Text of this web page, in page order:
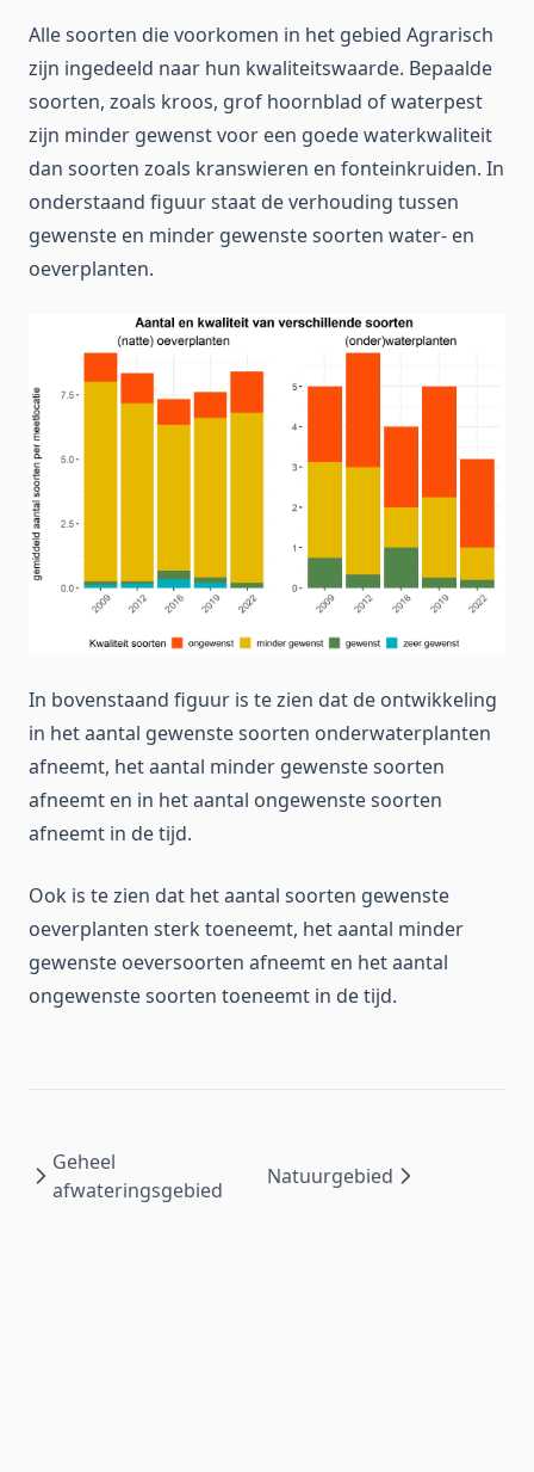
Alle soorten die voorkomen in het gebied Agrarisch
zijn ingedeeld naar hun kwaliteitswaarde. Bepaalde
soorten, zoals kroos, grof hoornblad of waterpest
zijn minder gewenst voor een goede waterkwaliteit
dan soorten zoals kranswieren en fonteinkruiden. In
onderstaand figuur staat de verhouding tussen
gewenste en minder gewenste soorten water- en
oeverplanten.
In bovenstaand figuur is te zien dat de ontwikkeling
in het aantal gewenste soorten onderwaterplanten
afneemt, het aantal minder gewenste soorten
afneemt en in het aantal ongewenste soorten
afneemt in de tijd.
Ook is te zien dat het aantal soorten gewenste
oeverplanten sterk toeneemt, het aantal minder
gewenste oeversoorten afneemt en het aantal
ongewenste soorten toeneemt in de tijd.
Geheel
afwateringsgebied
Natuurgebied